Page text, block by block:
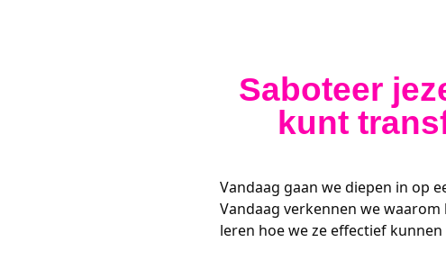
Saboteer
kunt
Vandaag gaan we diepen in op
Vandaag verkennen we
leren hoe we ze effectief